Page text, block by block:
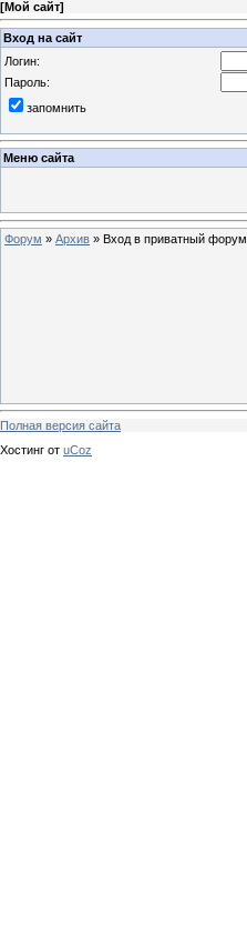
[Мой сайт]
Вход на сайт
Логин:
Пароль:
запомнить
Меню сайта
Форум » Архив » Вход в приватный форум
Полная версия сайта
Хостинг от uCoz